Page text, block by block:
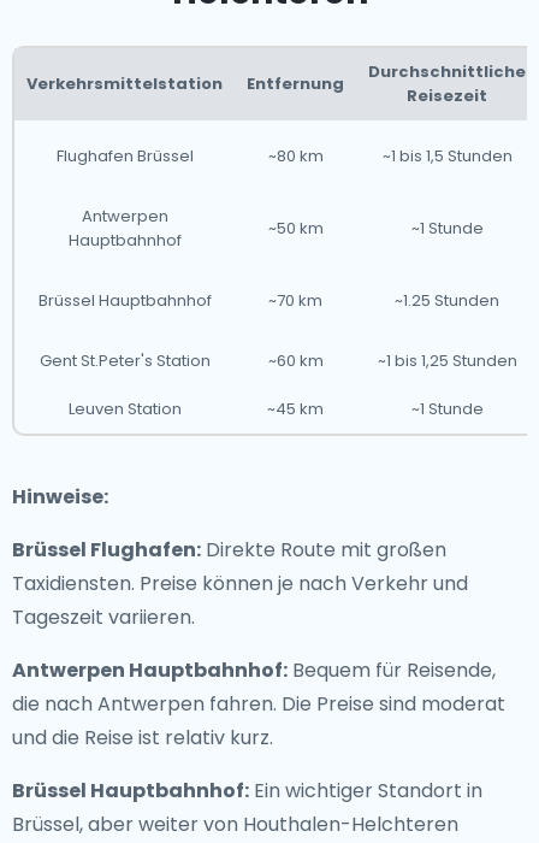
Verkehrsmittelstation Entfernung
Durchschnittliche
Reisezeit
Flughafen Brüssel ~80 km ~1 bis 1,5 Stunden
Antwerpen
Hauptbahnhof
~50 km ~1 Stunde
Brüssel Hauptbahnhof ~70 km ~1.25 Stunden
Gent St.Peter's Station ~60 km ~1 bis 1,25 Stunden
Leuven Station ~45 km ~1 Stunde
Hinweise:
Brüssel Flughafen: Direkte Route mit großen
Taxidiensten. Preise können je nach Verkehr und
Tageszeit variieren.
Antwerpen Hauptbahnhof: Bequem für Reisende,
die nach Antwerpen fahren. Die Preise sind moderat
und die Reise ist relativ kurz.
Brüssel Hauptbahnhof: Ein wichtiger Standort in
Brüssel, aber weiter von Houthalen-Helchteren